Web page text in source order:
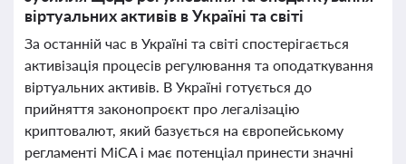
віртуальних активів в Україні та світі
За останній час в Україні та світі спостерігається
активізація процесів регулювання та оподаткування
віртуальних активів. В Україні готується до
прийняття законопроєкт про легалізацію
криптовалют, який базується на європейському
регламенті MiCA і має потенціал принести значні